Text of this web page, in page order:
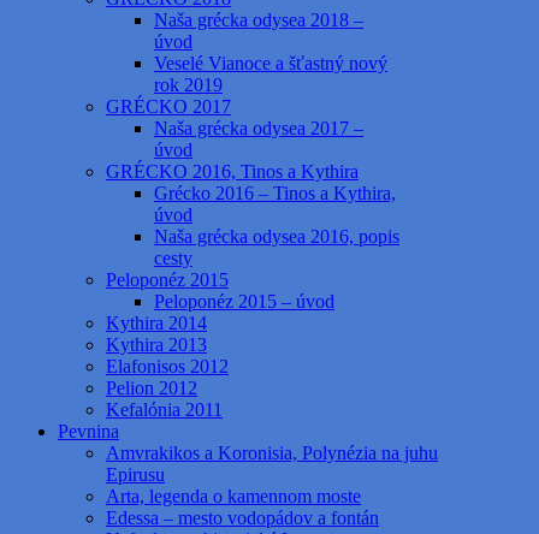
Naša grécka odysea 2018 –
úvod
Veselé Vianoce a šťastný nový
rok 2019
GRÉCKO 2017
Naša grécka odysea 2017 –
úvod
GRÉCKO 2016, Tinos a Kythira
Grécko 2016 – Tinos a Kythira,
úvod
Naša grécka odysea 2016, popis
cesty
Peloponéz 2015
Peloponéz 2015 – úvod
Kythira 2014
Kythira 2013
Elafonisos 2012
Pelion 2012
Kefalónia 2011
Pevnina
Amvrakikos a Koronisia, Polynézia na juhu
Epirusu
Arta, legenda o kamennom moste
Edessa – mesto vodopádov a fontán